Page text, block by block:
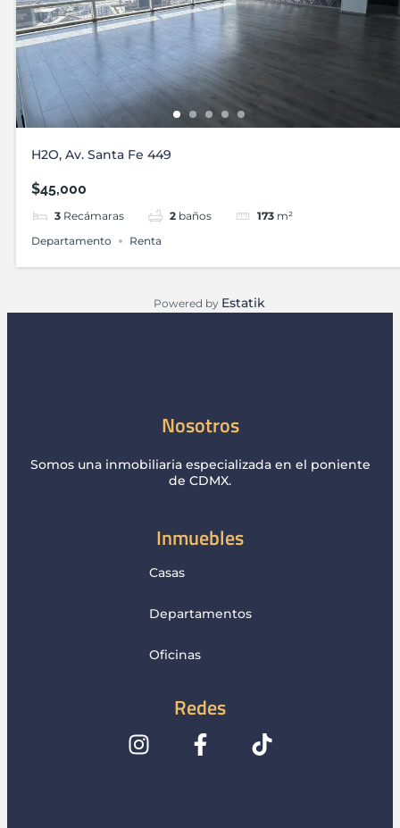
H2O, Av. Santa Fe 449
$45,000
3 Recámaras 2 baños 173 m²
Departamento
Renta
Powered by Estatik
Nosotros
Somos una inmobiliaria especializada en el poniente
de CDMX.
Inmuebles
Casas
Departamentos
Oficinas
Redes